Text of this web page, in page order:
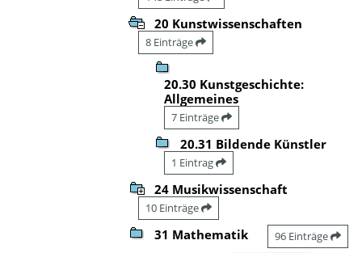
20 Kunstwissenschaften
8 Einträge
20.30 Kunstgeschichte:
Allgemeines
7 Einträge
20.31 Bildende Künstler
1 Eintrag
24 Musikwissenschaft
10 Einträge
31 Mathematik 96 Einträge